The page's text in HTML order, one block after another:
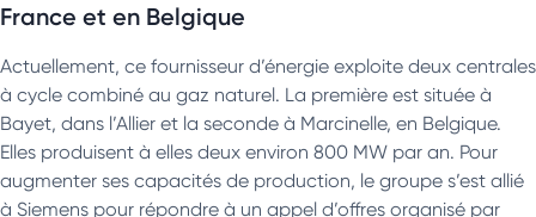
France et en Belgique
Actuellement, ce fournisseur d’énergie exploite deux centrales
à cycle combiné au gaz naturel. La première est située à
Bayet, dans l’Allier et la seconde à Marcinelle, en Belgique.
Elles produisent à elles deux environ 800 MW par an. Pour
augmenter ses capacités de production, le groupe s’est allié
à Siemens pour répondre à un appel d’offres organisé par